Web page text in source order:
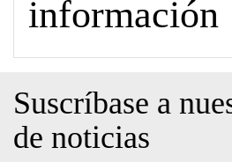
información
Suscríbase a
de noticias